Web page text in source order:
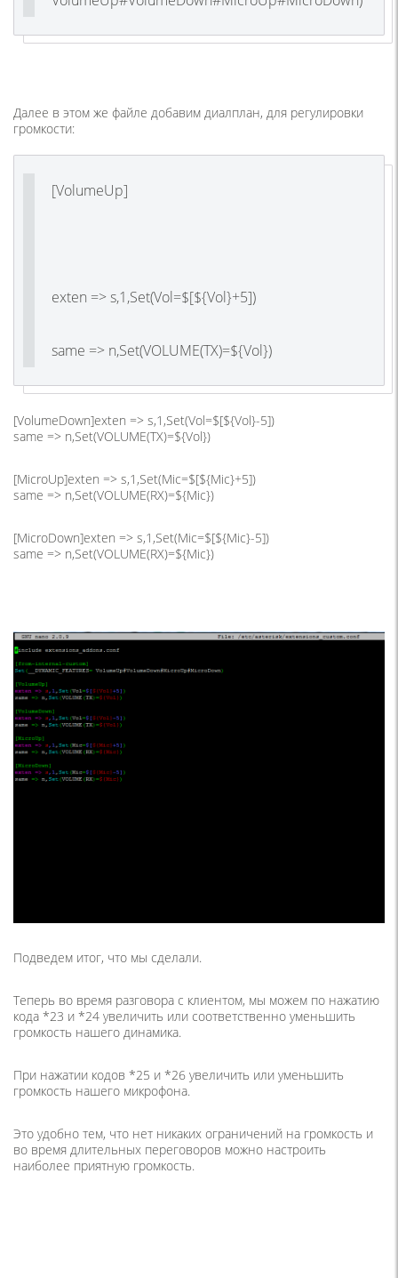
Далее в этом же файле добавим диалплан, для регулировки
громкости:
[VolumeUp]
exten =>s,1,Set(Vol=$[${Vol}+5])
same => n,Set(VOLUME(TX)=${Vol})
[VolumeDown]exten => s,1 ,Set(Vol=$[${Vol}-5])
same => n,Set(VOLUME(TX)=${Vol})
[MicroUp]exten => s,1 ,Set(Mic=$[${Mic}+5])
same => n,Set(VOLUME(RX)=${Mic})
[MicroDown]exten => s,1 ,Set(Mic=$[${Mic}-5])
same => n,Set(VOLUME(RX)=${Mic})
Подведем итог, что мы сделали.
Теперь во время разговора с клиентом, мы можем по нажатию
кода *23 и *24 увеличить или соответственно уменьшить
громкость нашего динамика.
При нажатии кодов *25 и *26 увеличить или уменьшить
громкость нашего микрофона.
Это удобно тем, что нет никаких ограничений на громкость и
во время длительных переговоров можно настроить
наиболее приятную громкость.